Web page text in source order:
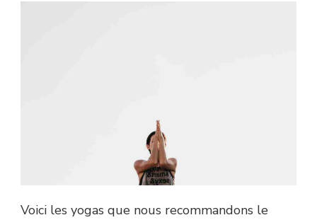
Voici les yogas que nous recommandons le